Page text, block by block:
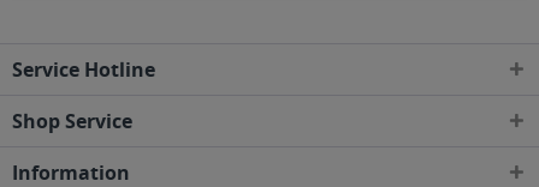
Service Hotline
Shop Service
Information